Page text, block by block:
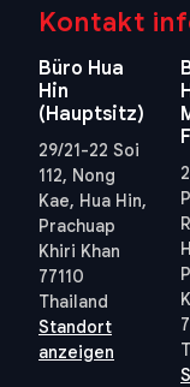
Kontakt
Büro Hua
Hin
(Hauptsitz)
29/21-22 Soi
112, Nong
Kae, Hua Hin,
Prachuap
Khiri Khan
77110
Thailand
Standort
anzeigen